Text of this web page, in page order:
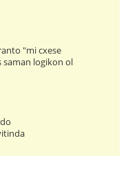
"mi cxese
saman logikon ol